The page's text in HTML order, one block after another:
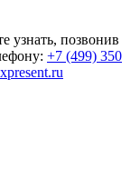
позвонив
+7 (499) 350